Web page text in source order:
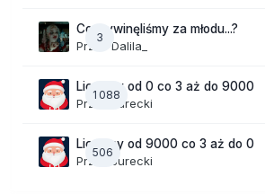
3
Co wywinęliśmy za młodu...?
Przez Dalila_
1 088
Liczymy od 0 co 3 aż do 9000
PrzezJurecki
506
Liczymy od 9000 co 3 aż do 0
PrzezJurecki